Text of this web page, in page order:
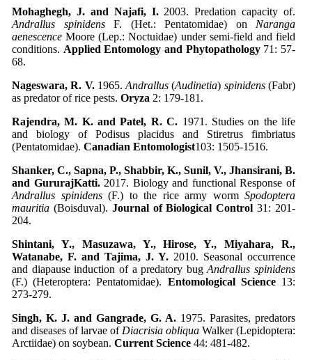
Mohaghegh, J. and Najafi, I.2003. Predation capacity of.
Andrallus spinidensF. (Het.: Pentatomidae) on Naranga
aenescence Moore (Lep.: Noctuidae) under semi-field and field
conditions. Applied Entomology and Phytopathology71: 57-
68.
Nageswara, R. V.1965.Andrallus(Audinetia) spinidens(Fabr)
as predator of rice pests. Oryza 2: 179-181.
Rajendra, M. K. and Patel, R. C. 1971. Studies on the life
and biology of Podisus placidus and Stiretrus fimbriatus
(Pentatomidae). Canadian Entomologist103: 1505-1516.
Shanker, C., Sapna, P., Shabbir, K., Sunil, V., Jhansirani, B.
and GururajKatti.2017. Biology and functional Response of
Andrallus spinidens(F.) to the rice army worm Spodoptera
mauritia (Boisduval). Journal of Biological Control 31: 201-
204.
Shintani, Y., Masuzawa, Y., Hirose, Y., Miyahara, R.,
Watanabe, F. and Tajima, J. Y. 2010. Seasonal occurrence
and diapause induction of a predatory bugAndrallus spinidens
(F.) (Heteroptera: Pentatomidae). Entomological Science13:
273-279.
Singh, K. J. and Gangrade, G. A. 1975. Parasites, predators
and diseases of larvae of Diacrisia obliqua Walker (Lepidoptera:
Arctiidae) on soybean. Current Science 44: 481-482.